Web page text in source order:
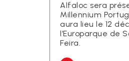
Alfaloc sera
Millennium
aura lieu le 12
l’Europarque de
Feira.